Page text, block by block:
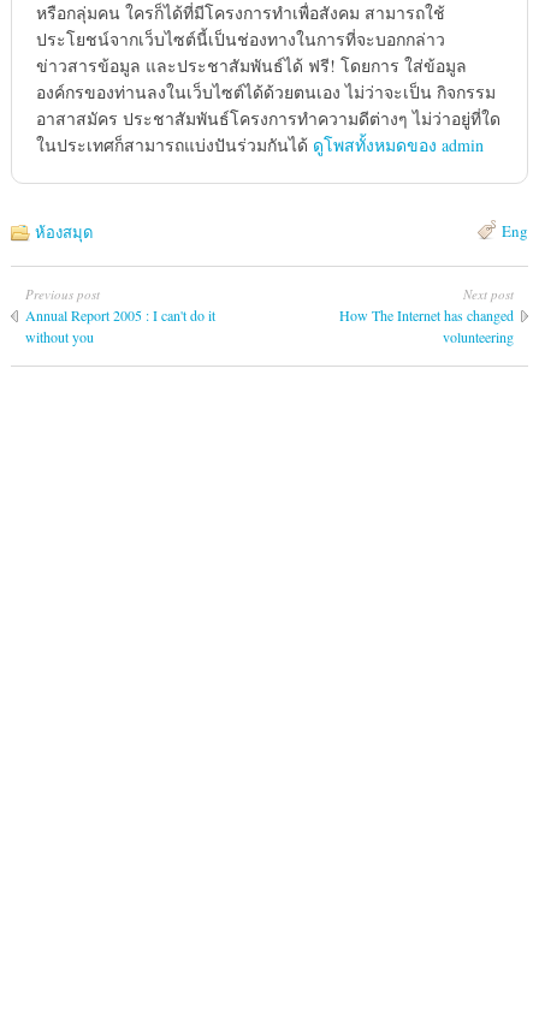
หรือกลุ่มคน ใครก็ได้ที่มีโครงการทำเพื่อสังคม สามารถใช้
ประโยชน์จากเว็บไซต์นี้เป็นช่องทางในการที่จะบอกกล่าว
ข่าวสารข้อมูล และประชาสัมพันธ์ได้ ฟรี! โดยการ ใส่ข้อมูล
องค์กรของท่านลงในเว็บไซต์ได้ด้วยตนเอง ไม่ว่าจะเป็น กิจกรรม
อาสาสมัคร ประชาสัมพันธ์โครงการทำความดีต่างๆ ไม่ว่าอยู่ที่ใด
ในประเทศก็สามารถแบ่งปันร่วมกันได้ ดูโพสทั้งหมดของ admin
Eng
ห้องสมุด
Previous post
Annual Report 2005 : I can't do it
without you
Next post
How The Internet has changed
volunteering